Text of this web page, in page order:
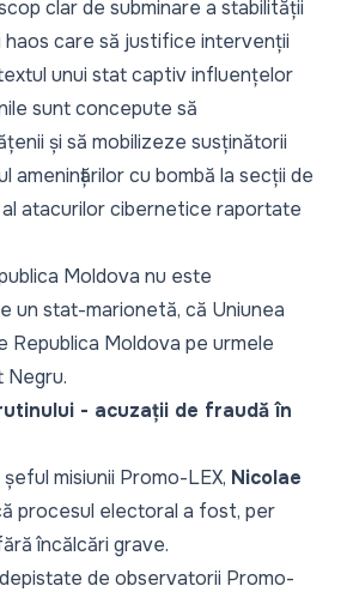
clar de subminare a stabilității
haos care să justifice intervenții
unui stat captiv influențelor
sunt concepute să
și să mobilizeze susținătorii
amenințărilor cu bombă la secții de
atacurilor cibernetice raportate
Moldova nu este
un stat-marionetă, că Uniunea
Republica Moldova pe urmele
Negru.
- acuzații de fraudă în
misiunii Promo-LEX, Nicolae
procesul electoral a fost, per
încălcări grave.
de observatorii Promo-